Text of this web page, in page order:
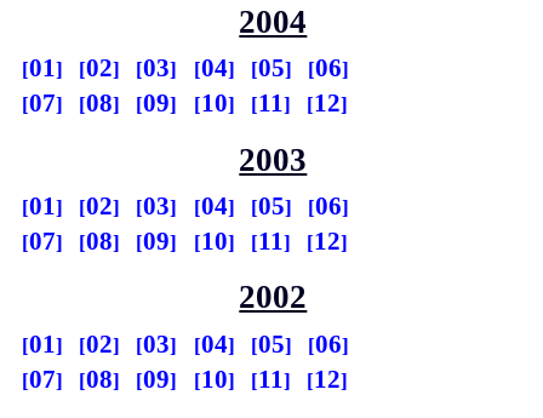
2004
01 02 03 04 05
06
07
08 09 10 11 12
2003
01 02 03 04 05
06
07
08 09 10 11 12
2002
01 02 03 04 05
06
07
08 09 10 11 12